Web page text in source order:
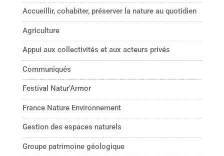
Accueillir, cohabiter, préserver la nature au quotidien
Agriculture
Appui aux collectivités et aux acteurs privés
Communiqués
Festival Natur'Armor
France Nature Environnement
Gestion des espaces naturels
Groupe patrimoine géologique